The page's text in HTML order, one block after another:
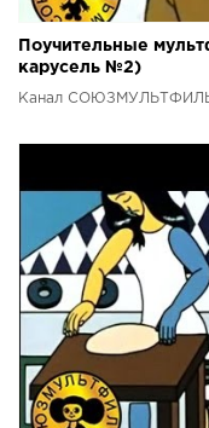
Поучительные
карусель №2)
Канал